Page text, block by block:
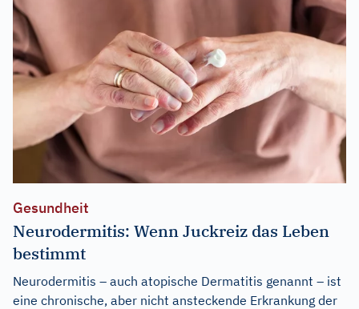
Gesundheit
Neurodermitis: Wenn Juckreiz das Leben
bestimmt
Neurodermitis – auch atopische Dermatitis genannt – ist
eine chronische, aber nicht ansteckende Erkrankung der